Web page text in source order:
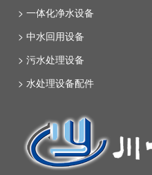
> 一体化净水设备
> 中水回用设备
> 污水处理设备
> 水处理设备配件